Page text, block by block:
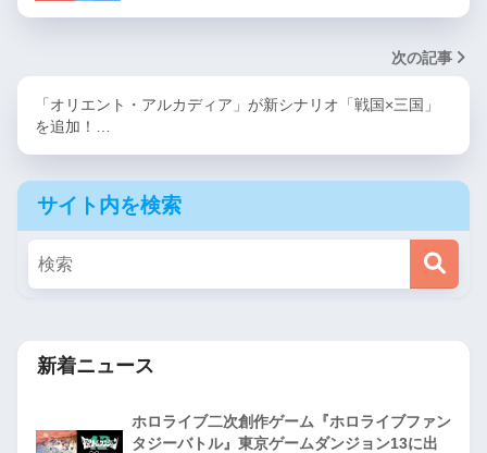
次の記事
「オリエント・アルカディア」が新シナリオ「戦国×三国」
を追加！…
サイト内を検索
新着ニュース
ホロライブ二次創作ゲーム『ホロライブファン
タジーバトル』東京ゲームダンジョン13に出